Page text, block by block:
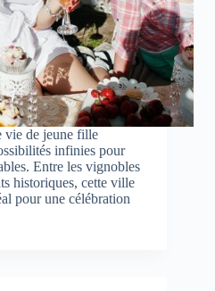
vie de jeune fille
infinies pour
Entre les vignobles
historiques, cette ville
pour une célébration